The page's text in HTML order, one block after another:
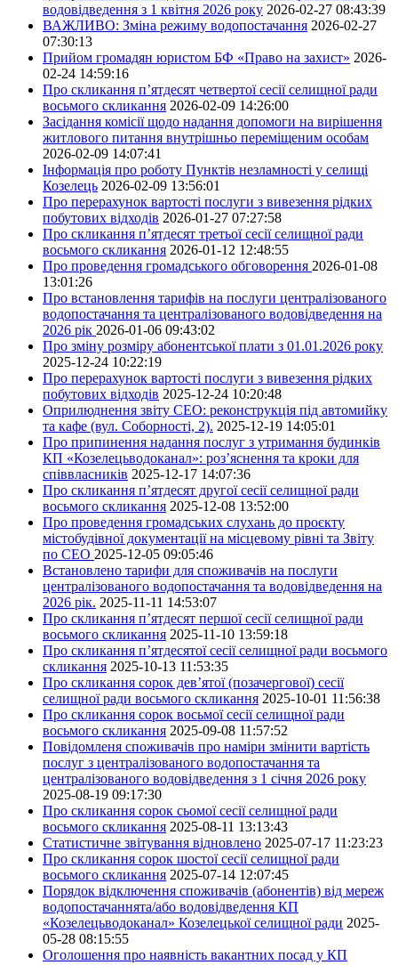
водовідведення з 1 квітня 2026 року 2026-02-27 08:43:39
ВАЖЛИВО: Зміна режиму водопостачання 2026-02-27
07:30:13
Прийом громадян юристом БФ «Право на захист» 2026-
02-24 14:59:16
Про скликання п’ятдесят четвертої сесії селищної ради
восьмого скликання 2026-02-09 14:26:00
Засідання комісії щодо надання допомоги на вирішення
житлового питання внутрішньо переміщеним особам
2026-02-09 14:07:41
Інформація про роботу Пунктів незламності у селищі
Козелець 2026-02-09 13:56:01
Про перерахунок вартості послуги з вивезення рідких
побутових відходів 2026-01-27 07:27:58
Про скликання п’ятдесят третьої сесії селищної ради
восьмого скликання 2026-01-12 12:48:55
Про проведення громадського обговорення 2026-01-08
13:01:26
Про встановлення тарифів на послуги централізованого
водопостачання та централізованого водовідведення на
2026 рік 2026-01-06 09:43:02
Про зміну розміру абонентської плати з 01.01.2026 року
2025-12-24 10:22:19
Про перерахунок вартості послуги з вивезення рідких
побутових відходів 2025-12-24 10:20:48
Оприлюднення звіту СЕО: реконструкція під автомийку
та кафе (вул. Соборності, 2). 2025-12-19 14:05:01
Про припинення надання послуг з утримання будинків
КП «Козелецьводоканал»: роз’яснення та кроки для
співвласників 2025-12-17 14:07:36
Про скликання п’ятдесят другої сесії селищної ради
восьмого скликання 2025-12-08 13:52:00
Про проведення громадських слухань до проєкту
містобудівної документації на місцевому рівні та Звіту
по СЕО 2025-12-05 09:05:46
Встановлено тарифи для споживачів на послуги
централізованого водопостачання та водовідведення на
2026 рік. 2025-11-11 14:53:07
Про скликання п’ятдесят першої сесії селищної ради
восьмого скликання 2025-11-10 13:59:18
Про скликання п’ятдесятої сесії селищної ради восьмого
скликання 2025-10-13 11:53:35
Про скликання сорок дев’ятої (позачергової) сесії
селищної ради восьмого скликання 2025-10-01 11:56:38
Про скликання сорок восьмої сесії селищної ради
восьмого скликання 2025-09-08 11:57:52
Повідомленя споживачів про наміри змінити вартість
послуг з централізованого водопостачання та
централізованого водовідведення з 1 січня 2026 року
2025-08-19 09:17:30
Про скликання сорок сьомої сесії селищної ради
восьмого скликання 2025-08-11 13:13:43
Статистичне звітування відновлено 2025-07-17 11:23:23
Про скликання сорок шостої сесії селищної ради
восьмого скликання 2025-07-14 12:07:45
Порядок відключення споживачів (абонентів) від мереж
водопостачаннята/або водовідведення КП
«Козелецьводоканал» Козелецької селищної ради 2025-
05-28 08:15:55
Оголошення про наявність вакантних посад у КП